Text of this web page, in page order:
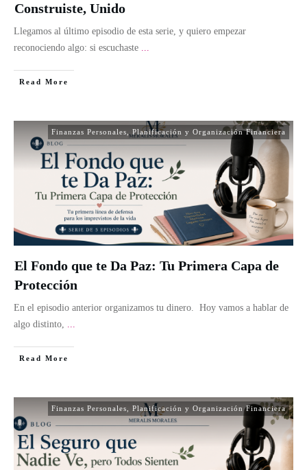
Construiste, Unido
Llegamos al último episodio de esta serie, y quiero empezar
reconociendo algo: si escuchaste ...
Read More
Finanzas Personales Planificación y Organización Financiera
El Fondo que te Da Paz: Tu Primera Capa de
Protección
En el episodio anterior organizamos tu dinero. Hoy vamos a hablar de
algo distinto, ...
Read More
Finanzas Personales Planificación y Organización Financiera